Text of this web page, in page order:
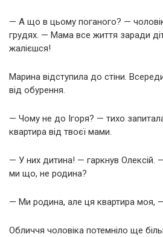
— А що в цьому поганого? —
грудях. — Мама все життя заради
жалієшся!
Марина відступила до стіни.
від обурення.
— Чому не до Ігоря? — тихо
квартира від твоєї мами.
— У них дитина! — гаркнув Олексій.
ми що, не родина?
— Ми родина, але ця квартира моя,
Обличчя чоловіка потемніло ще